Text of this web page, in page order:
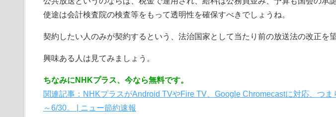
使途は会計検査院の検査等をもって透明性を確保すべきでしょうね。
契約したい人のみが契約するという、法治国家として当たり前の放送法の改正を望
興味ある人は見てみましょう。
ちなみにNHKプラス、今なら無料です。
関連記事：NHKプラスがAndroid TVやFire TV、Google Chromecastに対応、つ
～6/30。 | ニュー節約速報